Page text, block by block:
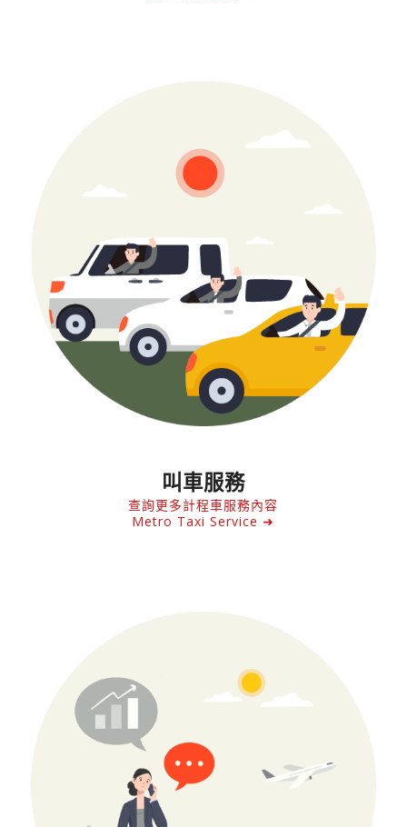
叫車服務
查詢更多計程車服務內容
Metro Taxi Service ➜